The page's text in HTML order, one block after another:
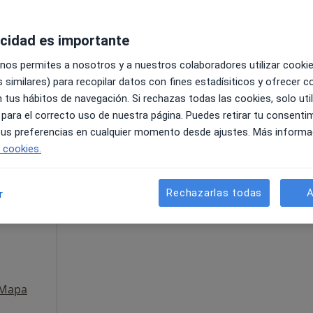
80 €
La reserva de cita online no está
Pedir una cita
es importante
permites a nosotros y a nuestros colaboradores utilizar
similares) para recopilar datos con fines estadísiticos y ofrecer
tus hábitos de navegación. Si rechazas todas las cookies, solo
el correcto uso de nuestra página. Puedes retirar tu
preferencias en cualquier momento desde ajustes. Más
Rechazarlas todas